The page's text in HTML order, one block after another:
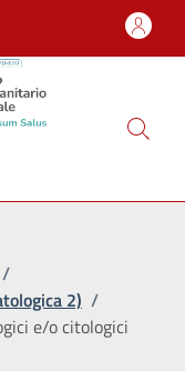
/
2) /
e/o citologici